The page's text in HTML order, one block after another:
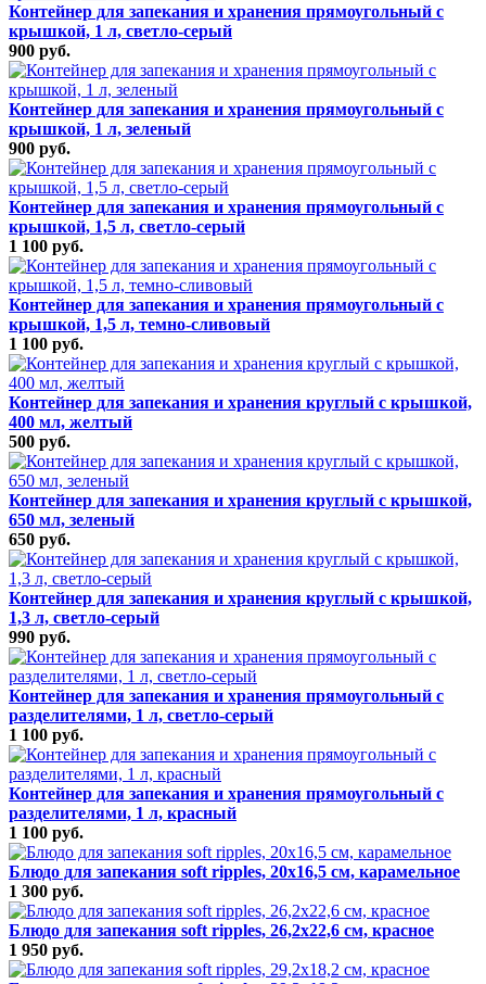
Контейнер для запекания и хранения прямоугольный с
крышкой, 1 л, светло-серый
900 руб.
Контейнер для запекания и хранения прямоугольный с
крышкой, 1 л, зеленый
900 руб.
Контейнер для запекания и хранения прямоугольный с
крышкой, 1,5 л, светло-серый
1 100 руб.
Контейнер для запекания и хранения прямоугольный с
крышкой, 1,5 л, темно-сливовый
1 100 руб.
Контейнер для запекания и хранения круглый с крышкой,
400 мл, желтый
500 руб.
Контейнер для запекания и хранения круглый с крышкой,
650 мл, зеленый
650 руб.
Контейнер для запекания и хранения круглый с крышкой,
1,3 л, светло-серый
990 руб.
Контейнер для запекания и хранения прямоугольный с
разделителями, 1 л, светло-серый
1 100 руб.
Контейнер для запекания и хранения прямоугольный с
разделителями, 1 л, красный
1 100 руб.
Блюдо для запекания soft ripples, 20х16,5 см, карамельное
1 300 руб.
Блюдо для запекания soft ripples, 26,2х22,6 см, красное
1 950 руб.